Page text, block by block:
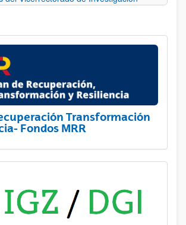
Transformación
Fondos MRR